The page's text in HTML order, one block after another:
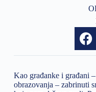
Kao građanke i građani
obrazovanja – zabrinuti